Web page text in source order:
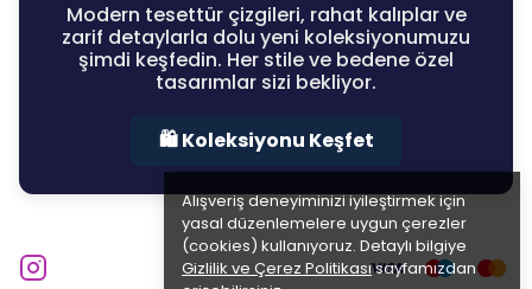
Alışveriş deneyiminizi iyileştirmek için
yasal düzenlemelere uygun çerezler
(cookies) kullanıyoruz. Detaylı bilgiye
Gizlilik ve Çerez Politikasısayfamızdan
Modern tesettür çizgileri, rahat kalıplar ve
zarif detaylarla dolu yeni koleksiyonumuzu
şimdi keşfedin. Her stile ve bedene özel
tasarımlar sizi bekliyor.
🛍️ Koleksiyonu Keşfet